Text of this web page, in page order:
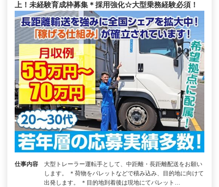
上！未経験育成枠募集＊採用強化☆大型乗務経験必須！
仕事内容
大型トレーラー運転手として、中距離・長距離配送をお願い
します。 ＊荷物をパレットなどで積み込み、目的地に向けて
出発します。 ＊目的地到着後は現地にてパレット…